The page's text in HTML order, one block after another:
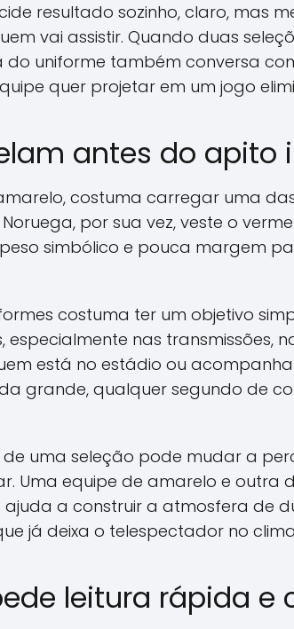
resultado sozinho, claro, mas
vai assistir. Quando duas
uniforme também conversa
quer projetar em um jogo
antes do apito
costuma carregar uma
por sua vez, veste o
simbólico e pouca margem
costuma ter um objetivo
nas transmissões,
está no estádio ou
grande, qualquer segundo de
uma seleção pode mudar a
Uma equipe de amarelo e outra
a construir a atmosfera de
já deixa o telespectador no
leitura rápida e